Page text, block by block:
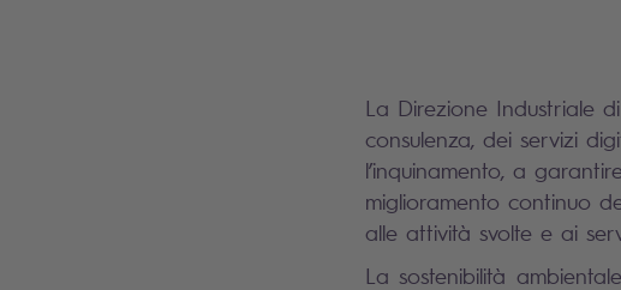
La Direzione Industriale
consulenza, dei servizi
l’inquinamento, a
miglioramento continuo
alle attività svolte e ai
La sostenibilità